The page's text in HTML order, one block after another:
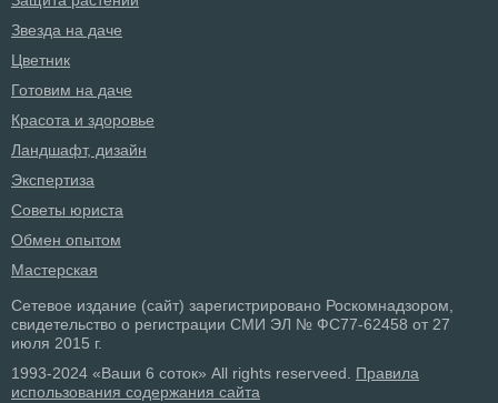
Звезда на даче
Цветник
Готовим на даче
Красота и здоровье
Ландшафт, дизайн
Экспертиза
Советы юриста
Обмен опытом
Мастерская
Сетевое издание (сайт) зарегистрировано Роскомнадзором,
свидетельство о регистрации СМИ ЭЛ № ФС77-62458 от 27
июля 2015 г.
1993-2024 «Ваши 6 соток» All rights reserveed. Правила
использования содержания сайта